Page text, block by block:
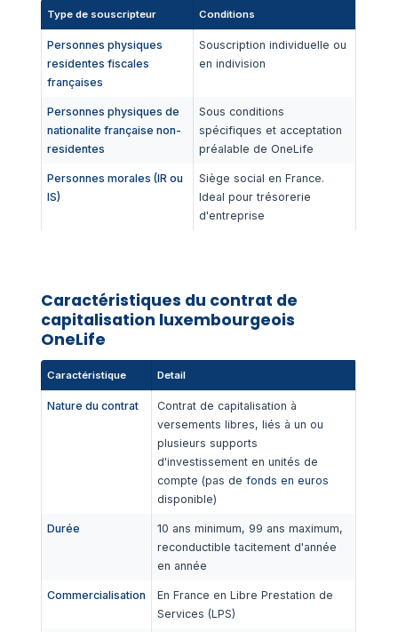
Type de souscripteur Conditions
Personnes physiques
residentes fiscales
françaises
Souscription individuelle ou
en indivision
Personnes physiques de
nationalite française non-
residentes
Sous conditions
spécifiques et acceptation
préalable de OneLife
Personnes morales (IR ou
IS)
Siège social en France.
Ideal pour trésorerie
d'entreprise
Caractéristiques du contrat de
capitalisation luxembourgeois
OneLife
Caractéristique Detail
Nature du contrat
Contrat de capitalisation à
versements libres, liés à un ou
plusieurs supports
d'investissement en unités de
compte (pas de fonds en euros
disponible)
Durée
10 ans minimum, 99 ans maximum,
reconductible tacitement d'année
en année
Commercialisation
En France en Libre Prestation de
Services (LPS)